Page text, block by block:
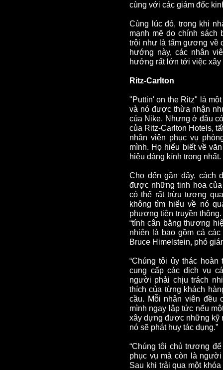
cùng với các giám đốc
Cùng lúc đó, trong khi
mạnh mẽ do chính sách
trội như là tấm gương về
hướng này, các nhân
hưởng rất lớn tới việc
Ritz-Carlton
"Puttin' on the Ritz" là
và nó được thừa nhận
của Nike. Nhưng ở đâu
của Ritz-Carlton Hotels,
nhân viên phục vụ
mình. Họ hiểu biết về
hiệu đáng kính trọng nhất.
Cho đến gần đây, cách
được những tinh hoa
có thể rất trừu tượng
không tìm hiểu về nó
phương tiện truyền
“tính cân bằng thương
nhiên là bao gồm cả
Bruce Himelstein, phó
“Chúng tôi ủy thác
cung cấp các dịch vụ
người phải chịu trách
thích của từng khách
cầu. Mỗi nhân viên đều
mình ngay lập tức nếu
xây dựng được những kỹ
nó sẽ phát huy tác dụng.”
“Chúng tôi chủ trương
phục vụ mà còn là
Sau khi trải qua một